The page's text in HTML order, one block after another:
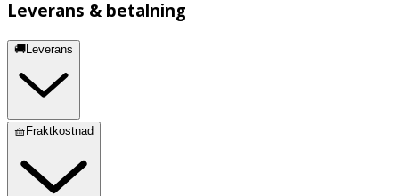
Leverans & betalning
🚚Leverans
🧺Fraktkostnad